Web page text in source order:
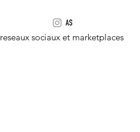
reseaux sociaux et marketplaces